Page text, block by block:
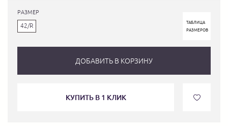
РАЗМЕР
42/R
ТАБЛИЦА
РАЗМЕРОВ
ДОБАВИТЬ В КОРЗИНУ
КУПИТЬ В 1 КЛИК